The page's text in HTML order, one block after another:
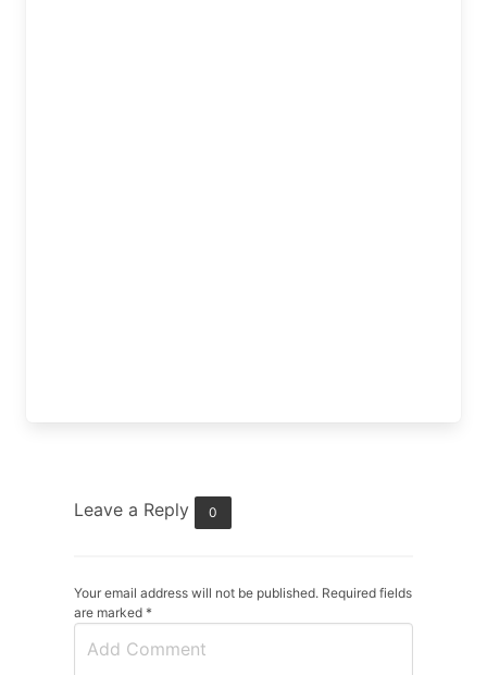
Leave a Reply 0
Your email address will not be published. Required fields
are marked *